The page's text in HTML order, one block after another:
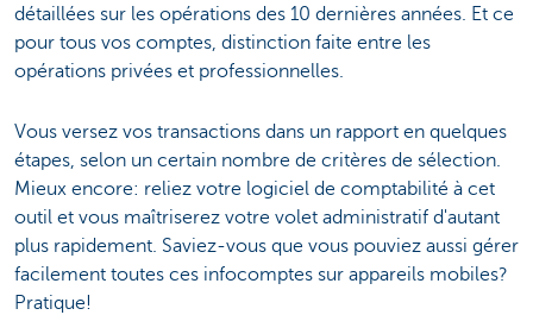
détaillées sur les opérations des 10 dernières années. Et ce
pour tous vos comptes, distinction faite entre les
opérations privées et professionnelles.
Vous versez vos transactions dans un rapport en quelques
étapes, selon un certain nombre de critères de sélection.
Mieux encore: reliez votre logiciel de comptabilité à cet
outil et vous maîtriserez votre volet administratif d'autant
plus rapidement. Saviez-vous que vous pouviez aussi gérer
facilement toutes ces infocomptes sur appareils mobiles?
Pratique!